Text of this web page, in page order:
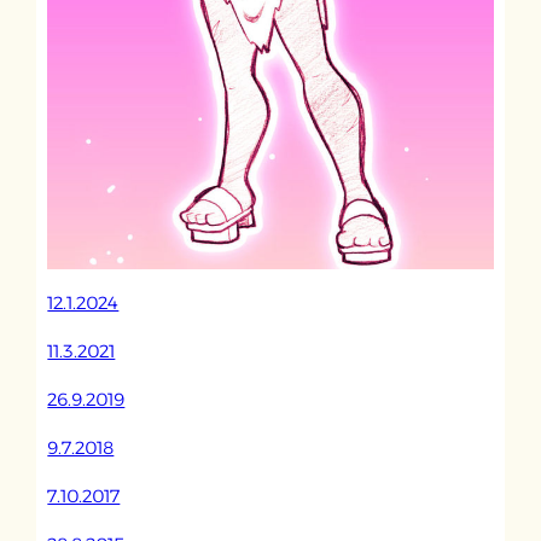
12.1.2024
11.3.2021
26.9.2019
9.7.2018
7.10.2017